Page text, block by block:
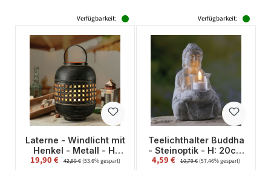
Verfügbarkeit:
Laterne - Windlicht mit
Henkel - Metall - H:
31cm - schwarz,
Verkaufspreis:
19,90 € Regulärer Preis:
42,89 €(53.6% gespart)
Verfügbarkeit:
Teelichthalter Buddha
- Steinoptik - H: 20cm
- grau
Verkaufspreis:
4,59 € Regulärer Preis:
10,79 €(57.46% gespart)